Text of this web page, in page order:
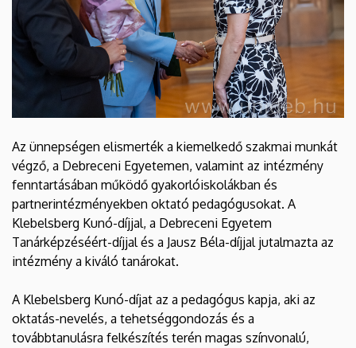
Az ünnepségen elismerték a kiemelkedő szakmai munkát
végző, a Debreceni Egyetemen, valamint az intézmény
fenntartásában működő gyakorlóiskolákban és
partnerintézményekben oktató pedagógusokat. A
Klebelsberg Kunó-díjjal, a Debreceni Egyetem
Tanárképzéséért-díjjal és a Jausz Béla-díjjal jutalmazta az
intézmény a kiváló tanárokat.
A Klebelsberg Kunó-díjat az a pedagógus kapja, aki az
oktatás-nevelés, a tehetséggondozás és a
továbbtanulásra felkészítés terén magas színvonalú,